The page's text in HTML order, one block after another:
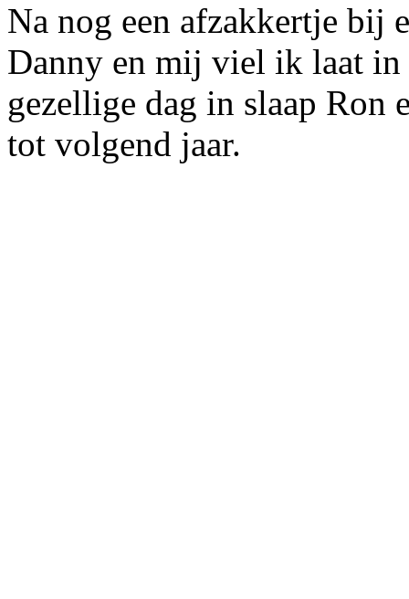
Na nog een afzakkertje bij
Danny en mij viel ik laat in
gezellige dag in slaap Ron
tot volgend jaar.